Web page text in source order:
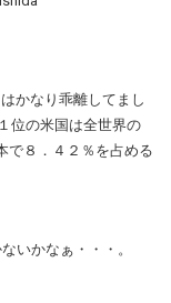
かなり乖離してまし
位の米国は全世界の
で８．４２％を占める
いかなぁ・・・。